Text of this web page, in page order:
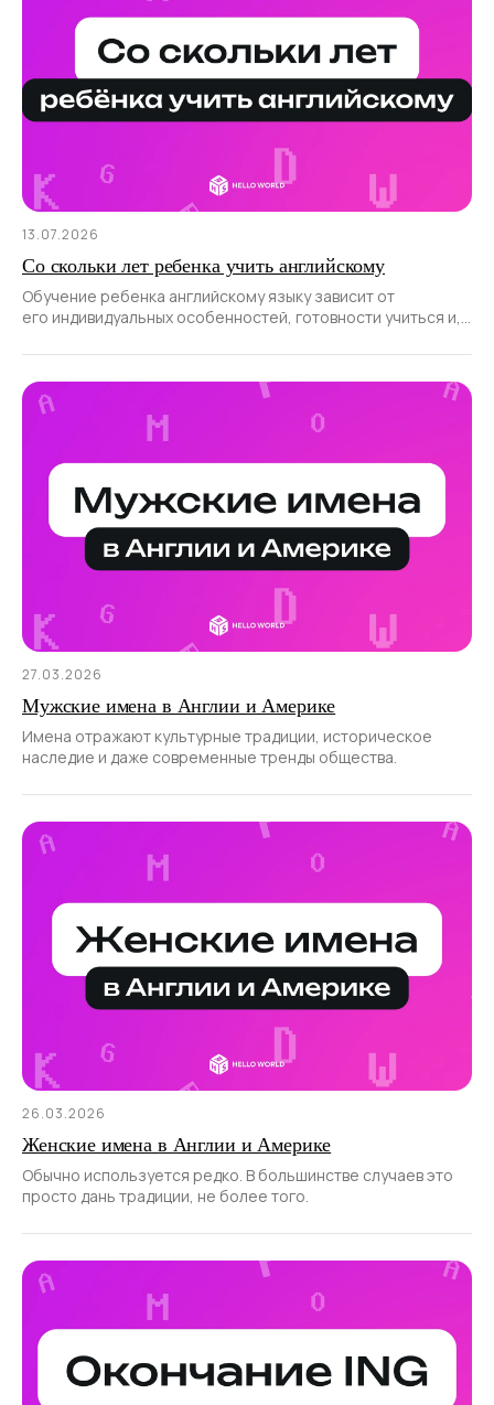
13.07.2026
Со скольки лет ребенка учить английскому
Обучение ребенка английскому языку зависит от
его индивидуальных особенностей, готовности учиться и,
27.03.2026
Мужские имена в Англии и Америке
Имена отражают культурные традиции, историческое
наследие и даже современные тренды общества.
26.03.2026
Женские имена в Англии и Америке
Обычно используется редко. В большинстве случаев это
просто дань традиции, не более того.